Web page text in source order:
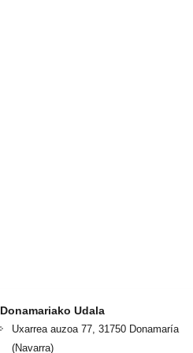
Donamariako Udala
Uxarrea auzoa 77, 31750 Donamaría
(Navarra)